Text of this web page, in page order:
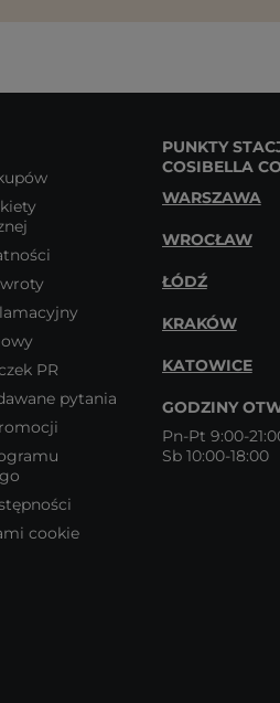
PR
pytania
cookie
PUNKTY
COSIBELLA
WARSZAWA
WROCŁAW
ŁÓDŹ
KRAKÓW
KATOWICE
GODZINY
Pn-Pt 9:00-
Sb 10:00-18:00